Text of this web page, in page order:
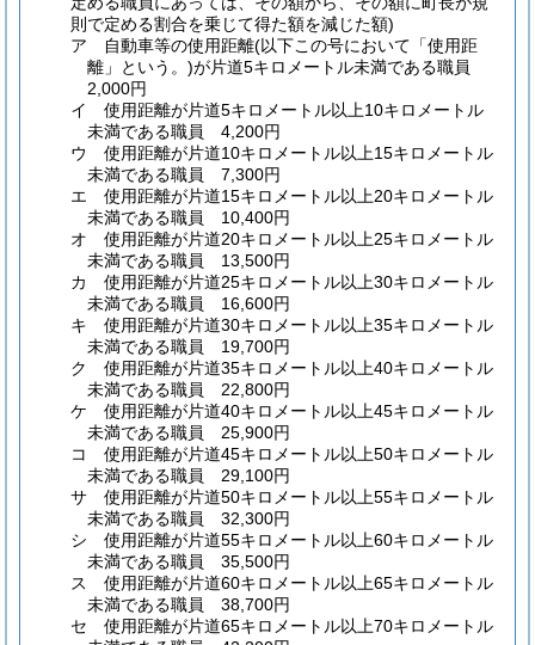
則で定める割合を乗じて得た額を減じた額)
ア
自動車等の使用距離(以下この号において「使用距
離」という。)が片道5キロメートル未満である職員
2,000円
イ
使用距離が片道5キロメートル以上10キロメートル
未満である職員 4,200円
ウ
使用距離が片道10キロメートル以上15キロメートル
未満である職員 7,300円
エ
使用距離が片道15キロメートル以上20キロメートル
未満である職員 10,400円
オ
使用距離が片道20キロメートル以上25キロメートル
未満である職員 13,500円
カ
使用距離が片道25キロメートル以上30キロメートル
未満である職員 16,600円
キ
使用距離が片道30キロメートル以上35キロメートル
未満である職員 19,700円
ク
使用距離が片道35キロメートル以上40キロメートル
未満である職員 22,800円
ケ
使用距離が片道40キロメートル以上45キロメートル
未満である職員 25,900円
コ
使用距離が片道45キロメートル以上50キロメートル
未満である職員 29,100円
サ
使用距離が片道50キロメートル以上55キロメートル
未満である職員 32,300円
シ
使用距離が片道55キロメートル以上60キロメートル
未満である職員 35,500円
ス
使用距離が片道60キロメートル以上65キロメートル
未満である職員 38,700円
セ
使用距離が片道65キロメートル以上70キロメートル